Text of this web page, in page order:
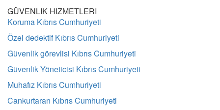
GÜVENLIK HIZMETLERI
Koruma Kıbrıs Cumhuriyeti
Özel dedektif Kıbrıs Cumhuriyeti
Güvenlik görevlisi Kıbrıs Cumhuriyeti
Güvenlik Yöneticisi Kıbrıs Cumhuriyeti
Muhafız Kıbrıs Cumhuriyeti
Cankurtaran Kıbrıs Cumhuriyeti